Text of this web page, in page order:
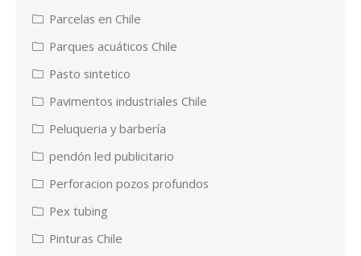
Parcelas en Chile
Parques acuáticos Chile
Pasto sintetico
Pavimentos industriales Chile
Peluqueria y barbería
pendón led publicitario
Perforacion pozos profundos
Pex tubing
Pinturas Chile